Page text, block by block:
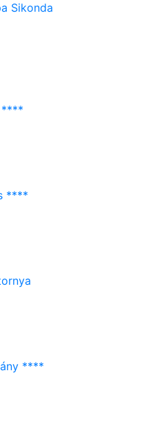
Sikonda
****
****
****